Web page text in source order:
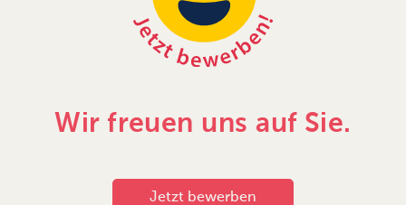
Wir freuen uns auf Sie.
Jetzt bewerben